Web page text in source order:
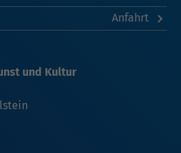
Anfahrt
und Kultur